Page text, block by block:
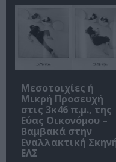
Μεσοτοιχίες ή
Μικρή Προσευχή
στις 3κ46 π.μ., της
Εύας Οικονόμου –
Βαμβακά στην
Εναλλακτική
ΕΛΣ